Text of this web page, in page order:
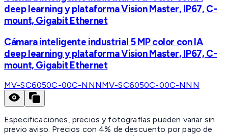
deep learning y plataforma Vision Master, IP67, C-
mount, Gigabit Ethernet
Cámara inteligente industrial 5 MP color con IA
deep learning y plataforma Vision Master, IP67, C-
mount, Gigabit Ethernet
MV-SC6050C-00C-NNNMV-SC6050C-00C-NNN
Especificaciones, precios y fotografías pueden variar sin
previo aviso. Precios con 4% de descuento por pago de